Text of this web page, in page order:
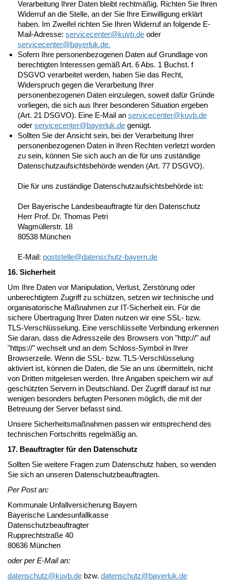
Verarbeitung Ihrer Daten bleibt rechtmäßig. Richten Sie Ihren
Widerruf an die Stelle, an der Sie Ihre Einwilligung erklärt
haben. Im Zweifel richten Sie Ihren Widerruf an folgende E-
Mail-Adresse: servicecenter@kuvb.de oder
servicecenter@bayerluk.de.
Sofern Ihre personenbezogenen Daten auf Grundlage von
berechtigten Interessen gemäß Art. 6 Abs. 1 Buchst. f
DSGVO verarbeitet werden, haben Sie das Recht,
Widerspruch gegen die Verarbeitung Ihrer
personenbezogenen Daten einzulegen, soweit dafür Gründe
vorliegen, die sich aus Ihrer besonderen Situation ergeben
(Art. 21 DSGVO). Eine E-Mail an servicecenter@kuvb.de
oder servicecenter@bayerluk.de genügt.
Sollten Sie der Ansicht sein, bei der Verarbeitung Ihrer
personenbezogenen Daten in Ihren Rechten verletzt worden
zu sein, können Sie sich auch an die für uns zuständige
Datenschutzaufsichtsbehörde wenden (Art. 77 DSGVO).
Die für uns zuständige Datenschutzaufsichtsbehörde ist:
Der Bayerische Landesbeauftragte für den Datenschutz
Herr Prof. Dr. Thomas Petri
Wagmüllerstr. 18
80538 München
E-Mail: poststelle@datenschutz-bayern.de
16. Sicherheit
Um Ihre Daten vor Manipulation, Verlust, Zerstörung oder
unberechtigtem Zugriff zu schützen, setzen wir technische und
organisatorische Maßnahmen zur IT-Sicherheit ein. Für die
sichere Übertragung Ihrer Daten nutzen wir eine SSL- bzw.
TLS-Verschlüsselung. Eine verschlüsselte Verbindung erkennen
Sie daran, dass die Adresszeile des Browsers von "http://" auf
"https://" wechselt und an dem Schloss-Symbol in Ihrer
Browserzeile. Wenn die SSL- bzw. TLS-Verschlüsselung
aktiviert ist, können die Daten, die Sie an uns übermitteln, nicht
von Dritten mitgelesen werden. Ihre Angaben speichern wir auf
geschützten Servern in Deutschland. Der Zugriff darauf ist nur
wenigen besonders befugten Personen möglich, die mit der
Betreuung der Server befasst sind.
Unsere Sicherheitsmaßnahmen passen wir entsprechend des
technischen Fortschritts regelmäßig an.
17. Beauftragter für den Datenschutz
Sollten Sie weitere Fragen zum Datenschutz haben, so wenden
Sie sich an unseren Datenschutzbeauftragten.
Per Post an:
Kommunale Unfallversicherung Bayern
Bayerische Landesunfallkasse
Datenschutzbeauftragter
Rupprechtstraße 40
80636 München
oder per E-Mail an:
datenschutz@kuvb.de bzw. datenschutz@bayerluk.de